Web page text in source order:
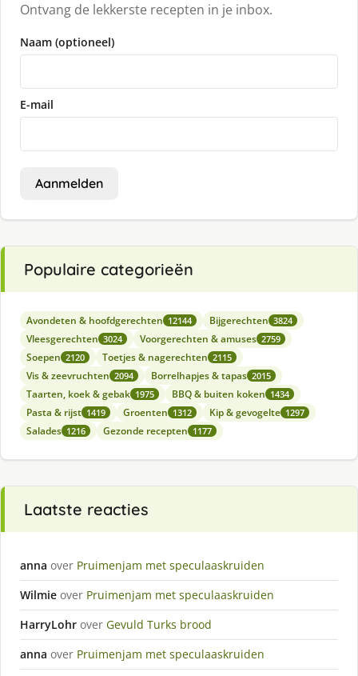
Ontvang de lekkerste recepten in je inbox.
Naam (optioneel)
E-mail
Aanmelden
Populaire categorieën
Avondeten & hoofdgerechten 12144 Bijgerechten 3824
Vleesgerechten 3024 Voorgerechten & amuses 2759
Soepen 2120 Toetjes & nagerechten 2115
Vis & zeevruchten 2094 Borrelhapjes & tapas 2015
Taarten, koek & gebak 1975 BBQ & buiten koken 1434
Pasta & rijst 1419 Groenten 1312 Kip & gevogelte 1297
Salades 1216 Gezonde recepten 1177
Laatste reacties
anna over Pruimenjam met speculaaskruiden
Wilmie over Pruimenjam met speculaaskruiden
HarryLohr over Gevuld Turks brood
anna over Pruimenjam met speculaaskruiden